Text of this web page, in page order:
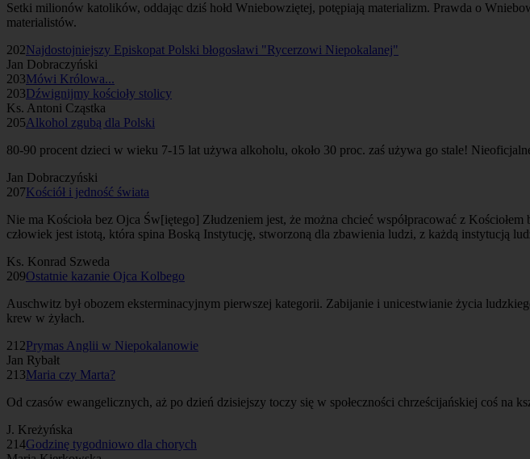
Setki milionów katolików, oddając dziś hołd Wniebowziętej, potępiają materializm. Prawda o
materialistów.
202Najdostojniejszy Episkopat Polski błogosławi "Rycerzowi Niepokalanej"
Jan Dobraczyński
203Mówi Królowa...
203Dźwignijmy kościoły stolicy
Ks. Antoni Cząstka
205Alkohol zgubą dla Polski
80-90 procent dzieci w wieku 7-15 lat używa alkoholu, około 30 proc. zaś używa go stale!
Jan Dobraczyński
207Kościół i jedność świata
Nie ma Kościoła bez Ojca Św[iętego] Złudzeniem jest, że można chcieć współpracować z
człowiek jest istotą, która spina Boską Instytucję, stworzoną dla zbawienia ludzi, z każdą instytucją
Ks. Konrad Szweda
209Ostatnie kazanie Ojca Kolbego
Auschwitz był obozem eksterminacyjnym pierwszej kategorii. Zabijanie i unicestwianie życia
krew w żyłach.
212Prymas Anglii w Niepokalanowie
Jan Rybałt
213Maria czy Marta?
Od czasów ewangelicznych, aż po dzień dzisiejszy toczy się w społeczności chrześcijańskiej coś na
J. Kreżyńska
214Godzinę tygodniowo dla chorych